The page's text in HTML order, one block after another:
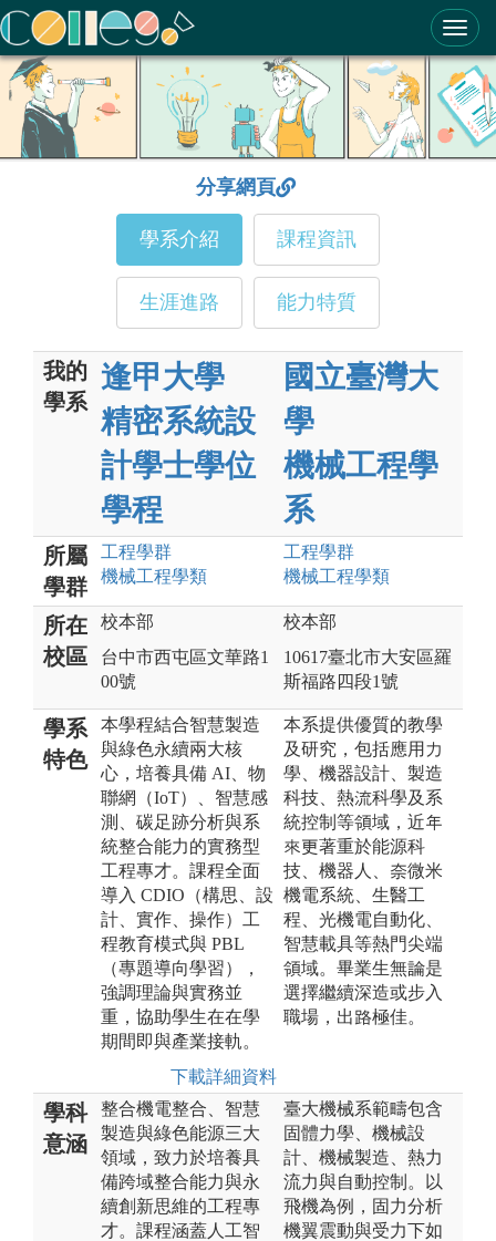
ColleGo! 大學選才與高中育才輔助系統
分享網頁
學系介紹 課程資訊
生涯進路 能力特質
我的
學系
逢甲大學
精密系統設
計學士學位
學程
國立臺灣大
學
機械工程學
系
所屬
學群
工程學群
機械工程學類
工程學群
機械工程學類
所在
校區
校本部
台中市西屯區文華路1
00號
校本部
10617臺北市大安區羅
斯福路四段1號
學系
特色
本學程結合智慧製造
與綠色永續兩大核
心，培養具備 AI、物
聯網（IoT）、智慧感
測、碳足跡分析與系
統整合能力的實務型
工程專才。課程全面
導入 CDIO（構思、設
計、實作、操作）工
程教育模式與 PBL
（專題導向學習），
強調理論與實務並
重，協助學生在在學
期間即與產業接軌。
下載詳細資料
本系提供優質的教學
及研究，包括應用力
學、機器設計、製造
科技、熱流科學及系
統控制等領域，近年
來更著重於能源科
技、機器人、奈微米
機電系統、生醫工
程、光機電自動化、
智慧載具等熱門尖端
領域。畢業生無論是
選擇繼續深造或步入
職場，出路極佳。
學科
意涵
整合機電整合、智慧
製造與綠色能源三大
領域，致力於培養具
備跨域整合能力與永
續創新思維的工程專
才。課程涵蓋人工智
臺大機械系範疇包含
固體力學、機械設
計、機械製造、熱力
流力與自動控制。以
飛機為例，固力分析
機翼震動與受力下如